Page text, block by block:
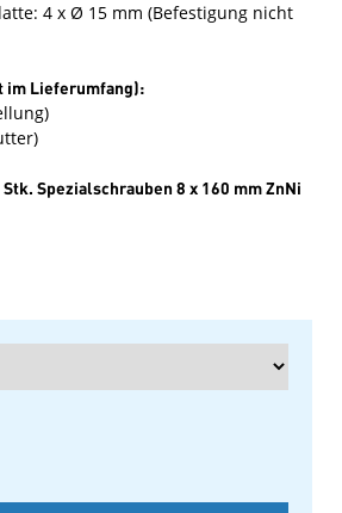
4 x Ø 15 mm (Befestigung nicht
im Lieferumfang):
Spezialschrauben 8 x 160 mm ZnNi